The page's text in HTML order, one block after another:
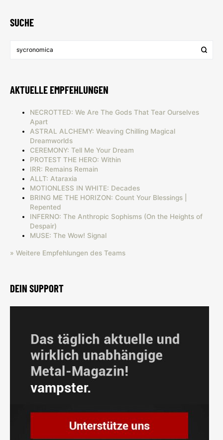
SUCHE
AKTUELLE EMPFEHLUNGEN
NECROTTED: We Are The Gods That Tear Ourselves
Apart
ASTRAL ALCHEMY: Weaving Chilling Magical
Dreamworlds
CEREMONY: Tell Me Your Dream
PROTEST THE HERO: Within
IRR: Remains Remain
ALLT: Ataraxia
MOTIONLESS IN WHITE: Decades
BRING ME THE HORIZON: Count Your Blessings |
Repented
INFERNO: The Anthropic Sophisms (On the Heights of
Despair)
MUSE: The Wow! Signal
» Weitere Empfehlungen des Teams
DEIN SUPPORT